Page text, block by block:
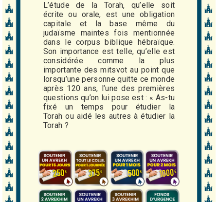
L’étude de la Torah, qu’elle soit
écrite ou orale, est une obligation
capitale et la base même du
judaïsme maintes fois mentionnée
dans le corpus biblique hébraïque.
Son importance est telle, qu’elle est
considérée comme la plus
importante des mitsvot au point que
lorsqu’une personne quitte ce monde
après 120 ans, l’une des premières
questions qu’on lui pose est : « As-tu
fixé un temps pour étudier la
Torah ou aidé les autres à étudier la
Torah ?